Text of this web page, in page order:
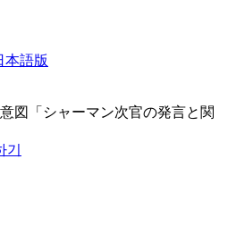
本語版
図「シャーマン次官の発言と関
기